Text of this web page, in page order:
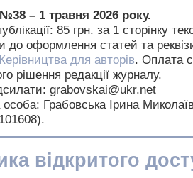
– 1 травня 2026 року.
85 грн. за 1 сторінку
до оформлення статей та
Керівництва для авторів. Оплата
рішення редакції журналу.
grabovskai@ukr.net
особа: Грабовська Ірина
відкритого